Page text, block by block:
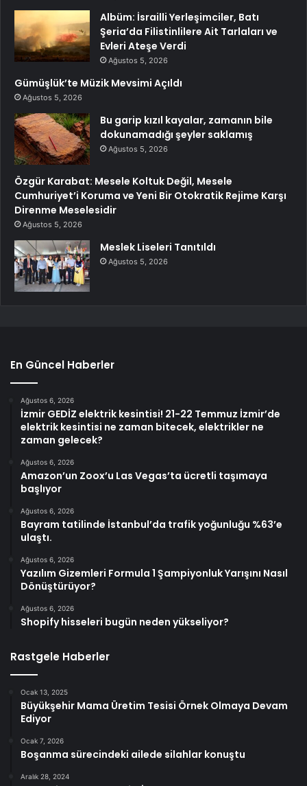
Albüm: İsrailli Yerleşimciler, Batı
Şeria’da Filistinlilere Ait Tarlaları ve
Evleri Ateşe Verdi
Ağustos 5, 2026
Gümüşlük’te Müzik Mevsimi Açıldı
Ağustos 5, 2026
Bu garip kızıl kayalar, zamanın bile
dokunamadığı şeyler saklamış
Ağustos 5, 2026
Özgür Karabat: Mesele Koltuk Değil, Mesele
Cumhuriyet’i Koruma ve Yeni Bir Otokratik Rejime Karşı
Direnme Meselesidir
Ağustos 5, 2026
Meslek Liseleri Tanıtıldı
Ağustos 5, 2026
En Güncel Haberler
Ağustos 6, 2026
İzmir GEDİZ elektrik kesintisi! 21-22 Temmuz İzmir’de
elektrik kesintisi ne zaman bitecek, elektrikler ne
zaman gelecek?
Ağustos 6, 2026
Amazon’un Zoox’u Las Vegas’ta ücretli taşımaya
başlıyor
Ağustos 6, 2026
Bayram tatilinde İstanbul’da trafik yoğunluğu %63’e
ulaştı.
Ağustos 6, 2026
Yazılım Gizemleri Formula 1 Şampiyonluk Yarışını Nasıl
Dönüştürüyor?
Ağustos 6, 2026
Shopify hisseleri bugün neden yükseliyor?
Rastgele Haberler
Ocak 13, 2025
Büyükşehir Mama Üretim Tesisi Örnek Olmaya Devam
Ediyor
Ocak 7, 2026
Boşanma sürecindeki ailede silahlar konuştu
Aralık 28, 2024